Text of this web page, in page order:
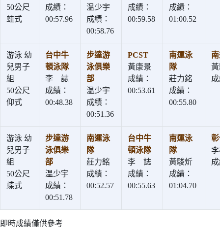
50公尺
蛙式
成績：
00:57.96
温少宇
成績：
00:58.76
成績：
00:59.58
成績：
01:00.52
游泳 幼
兒男子
組
50公尺
仰式
台中牛
頓泳隊
李 誌
成績：
00:48.38
步達游
泳俱樂
部
温少宇
成績：
00:51.36
PCST
黃康景
成績：
00:53.61
南運泳
隊
莊力銘
成績：
00:55.80
游泳 幼
兒男子
組
50公尺
蝶式
步達游
泳俱樂
部
温少宇
成績：
00:51.78
南運泳
隊
莊力銘
成績：
00:52.57
台中牛
頓泳隊
李 誌
成績：
00:55.63
南運泳
隊
黃駿炘
成績：
01:04.70
即時成績僅供參考